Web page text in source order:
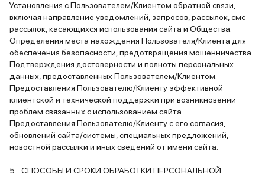
Установления с Пользователем/Клиентом обратной связи,
включая направление уведомлений, запросов, рассылок, смс
рассылок, касающихся использования сайта и Общества.
Определения места нахождения Пользователя/Клиента для
обеспечения безопасности, предотвращения мошенничества.
Подтверждения достоверности и полноты персональных
данных, предоставленных Пользователем/Клиентом.
Предоставления Пользователю/Клиенту эффективной
клиентской и технической поддержки при возникновении
проблем связанных с использованием сайта.
Предоставления Пользователю/Клиенту с его согласия,
обновлений сайта/системы, специальных предложений,
новостной рассылки и иных сведений от имени сайта.
5. СПОСОБЫ И СРОКИ ОБРАБОТКИ ПЕРСОНАЛЬНОЙ